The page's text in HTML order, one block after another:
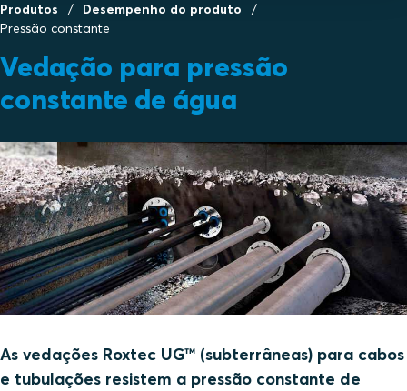
Produtos
Desempenho do produto
Pressão constante
Vedação para pressão
constante de água
As vedações Roxtec UG™ (subterrâneas) para cabos
e tubulações resistem a pressão constante de